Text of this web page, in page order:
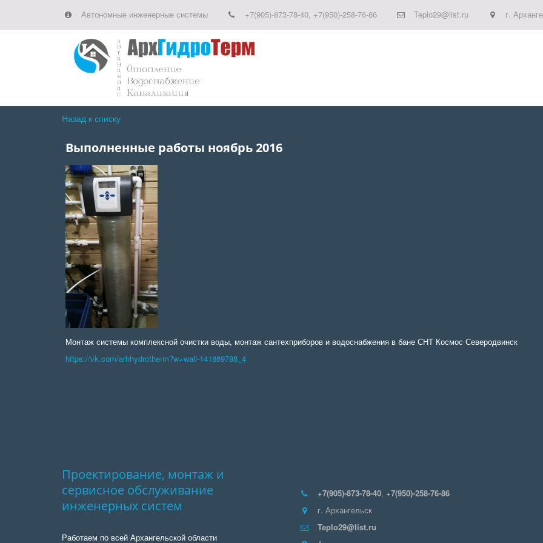
Автономные инженерные системы +7(905)-873-78-40, +7(950)-258-76-86 Teplo29@list.ru г.
Назад к списку
Выполненные работы ноябрь 2016
Монтаж системы комплексной очистки воды, монтаж сантехприборов и водоснабжения в бане СНТ Космос Северодвинск
https://vk.com/arhhydrotherm?w=wall-141869788_4
Проектирование, монтаж и
сервисное обслуживание
инженерных систем
Работаем по всей Архангельской области
+7(905)-873-78-40, +7(950)-258-76-86
г. Архангельск
Teplo29@list.ru